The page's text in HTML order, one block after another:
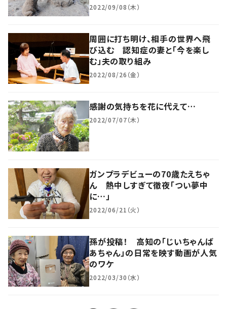
2022/09/08（木）
周囲に打ち明け、相手の世界へ飛
び込む 認知症の妻と「今を楽し
む」夫の取り組み
2022/08/26（金）
感謝の気持ちを花に代えて…
2022/07/07（木）
ガンプラデビューの70歳たえちゃ
ん 熱中しすぎて徹夜「つい夢中
に…」
2022/06/21（火）
孫が投稿！ 高知の「じいちゃんば
あちゃん」の日常を映す動画が人気
のワケ
2022/03/30（水）